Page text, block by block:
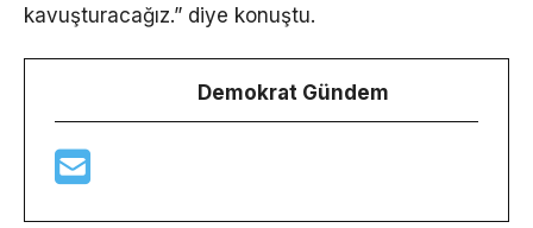
kavuşturacağız.” diye konuştu.
Demokrat Gündem